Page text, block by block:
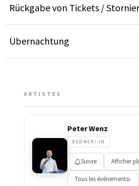
Rückgabe von Tickets /
Übernachtung
ARTISTES
Peter Wenz
REDNER/-IN
Suivre Afficher
Tous les événements